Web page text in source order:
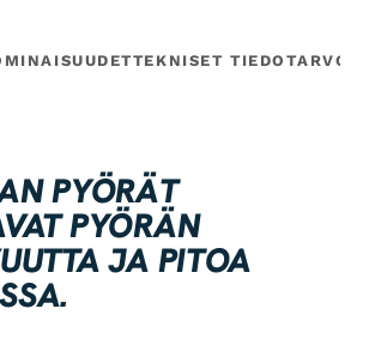
TEKNISET TIEDOT
PYÖRÄT
PYÖRÄN
JA PITOA